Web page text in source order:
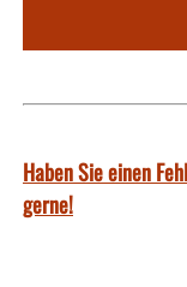
Haben Sie einen
gerne!